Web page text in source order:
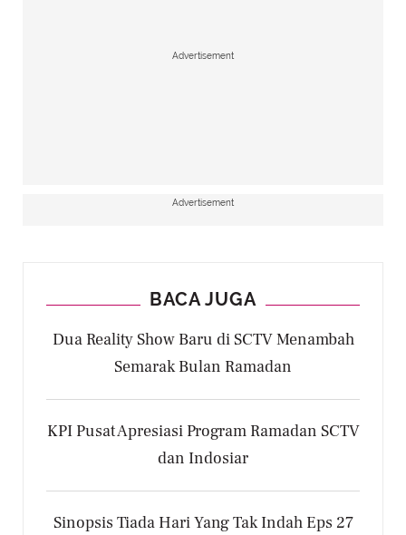
Advertisement
Advertisement
BACA JUGA
Dua Reality Show Baru di SCTV Menambah
Semarak Bulan Ramadan
KPI Pusat Apresiasi Program Ramadan SCTV
dan Indosiar
Sinopsis Tiada Hari Yang Tak Indah Eps 27